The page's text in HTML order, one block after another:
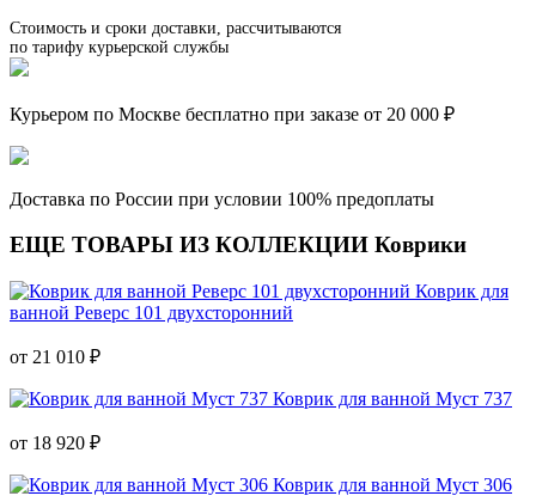
Стоимость и сроки доставки, рассчитываются
по тарифу курьерской службы
Курьером по Москве бесплатно при заказе от 20 000 ₽
Доставка по России при условии 100% предоплаты
ЕЩЕ ТОВАРЫ ИЗ КОЛЛЕКЦИИ Коврики
Коврик для
ванной Реверс 101 двухсторонний
от 21 010 ₽
Коврик для ванной Муст 737
от 18 920 ₽
Коврик для ванной Муст 306